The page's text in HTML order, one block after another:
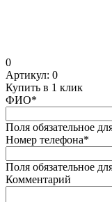
0
Артикул: 0
Купить в 1 клик
ФИО*
Поля обязательное
Номер телефона*
Поля обязательное
Комментарий